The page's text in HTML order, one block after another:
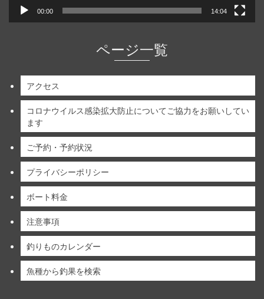
00:00 14:04
ページ一覧
アクセス
コロナウイルス感染拡大防止についてご協力をお願いしてい
ます
ご予約・予約状況
プライバシーポリシー
ボート料金
注意事項
釣りものカレンダー
魚種から釣果を検索